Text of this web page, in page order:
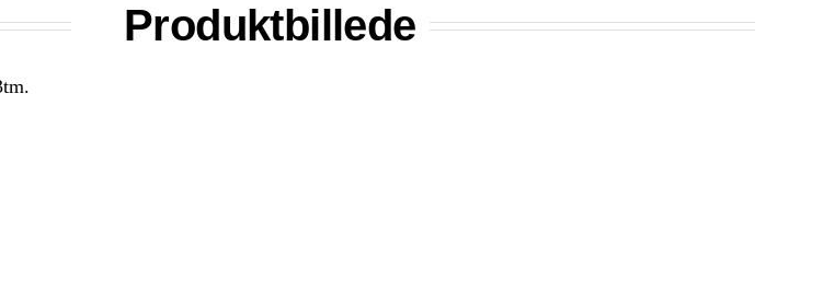
Produktbillede